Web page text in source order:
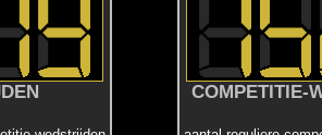
COMPETITIE-